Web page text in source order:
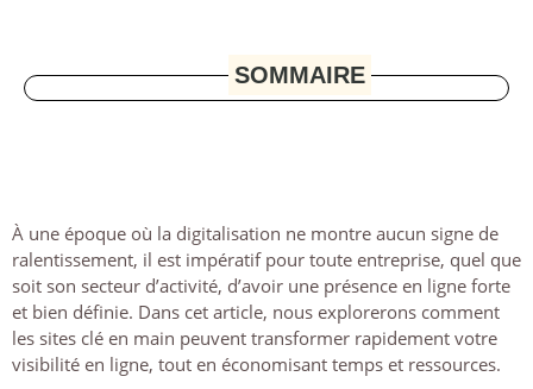
SOMMAIRE
À une époque où la digitalisation ne montre aucun signe de
ralentissement, il est impératif pour toute entreprise, quel que
soit son secteur d’activité, d’avoir une présence en ligne forte
et bien définie. Dans cet article, nous explorerons comment
les sites clé en main peuvent transformer rapidement votre
visibilité en ligne, tout en économisant temps et ressources.